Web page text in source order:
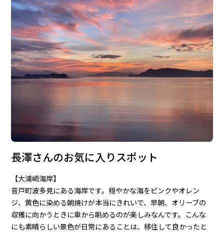
長澤さんのお気に入りスポット
【大浦崎海岸】
音戸町波多見にある海岸です。穏やかな海をピンクやオレン
ジ、黄色に染める朝焼けが本当にきれいで、早朝、オリーブの
収穫に向かうときに車から眺めるのが楽しみなんです。こんな
にも素晴らしい景色が日常にあることは、移住して良かったと